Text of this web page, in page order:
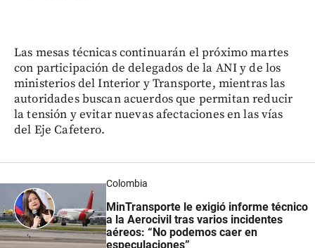
Las mesas técnicas continuarán el próximo martes
con participación de delegados de la ANI y de los
ministerios del Interior y Transporte, mientras las
autoridades buscan acuerdos que permitan reducir
la tensión y evitar nuevas afectaciones en las vías
del Eje Cafetero.
Colombia
MinTransporte le exigió informe técnico
a la Aerocivil tras varios incidentes
aéreos: “No podemos caer en
especulaciones”